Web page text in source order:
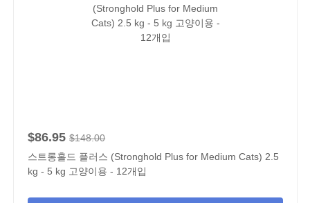
$86.95 $148.00
스트롱홀드 플러스 (Stronghold Plus for Medium Cats) 2.5
kg - 5 kg 고양이용 - 12개입